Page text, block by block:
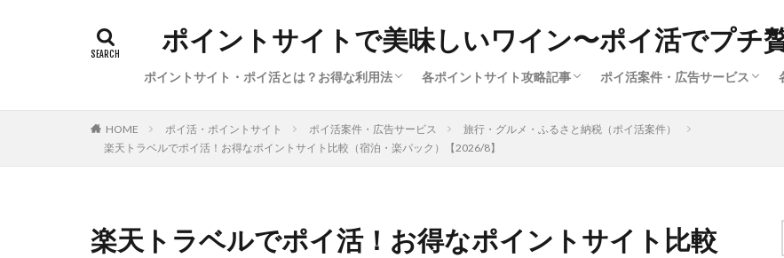
ポイントサイトで美味しいワイン〜ポイ活でプチ
ポイントサイト・ポイ活とは？お得な利用法
初心者向けポイ活の始め方（基礎知識、経済
圏、●●活）
ポイ活の稼ぎ方（本日のイチオシ案件・サー
ビス、カレンダー）
サービス特集・キャンペーン（新規登録、広
告利用、ポイント交換）
陸マイラー・お得で便利な旅行方法
ポイ活利用した体験談・獲得ポイント数
各ポイントサイト攻略記事
ハピタス（サイト解説①）
ポイントインカム（サイト解説③）
ポイントタウン（サイト解説⑤）
ちょびリッチ（サイト解説②）
ECナビ（サイト解説⑥）
モッピー（サイト解説④）
ポイ活案件・広告サービス
クレジットカード（ポイ活案
買い物・ファッション（ポイ
旅行・グルメ・ふるさと納税
動画配信・マンガ・ネット接
美容・スキル・公営競技など
HOME ポイ活・ポイントサイト ポイ活案件・広告サービス
旅行・グルメ・ふるさと納税（ポイ活案件）
楽天トラベルでポイ活！お得なポイントサイト比較（宿泊・楽パック）【2026/8】
楽天トラベルでポイ活！お得なポイントサイト比較